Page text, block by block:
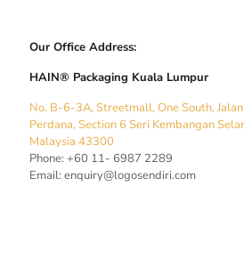
Our Office Address:
HAIN® Packaging Kuala Lumpur
No. B-6-3A, Streetmall, One South,
Perdana, Section 6 Seri Kembangan
Malaysia 43300
Phone: +60 11- 6987 2289
Email: enquiry@logosendiri.com